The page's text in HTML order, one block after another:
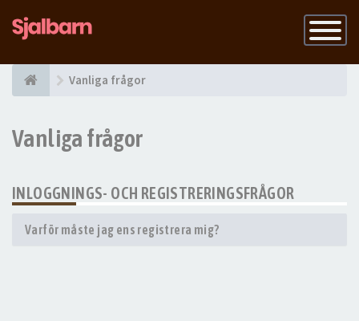
Slå
på
Vanliga frågor
Vanliga frågor
INLOGGNINGS- OCH REGISTRERINGSFRÅGOR
Varför måste jag ens registrera mig?